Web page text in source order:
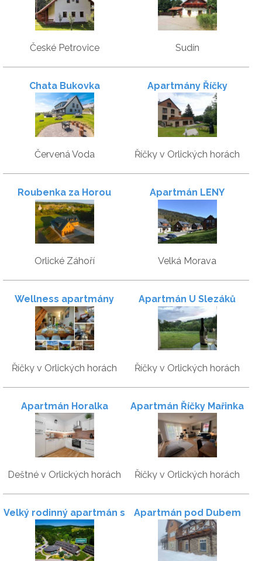
České Petrovice Sudín
Chata Bukovka
Červená Voda
Apartmány Říčky
Říčky v Orlických horách
Roubenka za Horou
Orlické Záhoří
Apartmán LENY
Velká Morava
Wellness apartmány
Říčky
Říčky v Orlických horách
Apartmán U Slezáků
Říčky v Orlických horách
Apartmán Horalka
Deštné v Orlických horách
Apartmán Říčky Mařinka
201
Říčky v Orlických horách
Velký rodinný apartmán s
garáží - Skiapartma
Apartmán pod Dubem